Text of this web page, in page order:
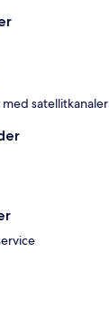
satellitkanaler